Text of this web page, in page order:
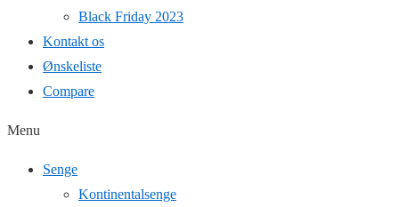
Black Friday 2023
Kontakt os
Ønskeliste
Compare
Menu
Senge
Kontinentalsenge